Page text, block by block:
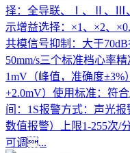
择：全导联、Ⅰ、Ⅱ、Ⅲ
示增益选择：×1、×2、
共模信号抑制：大于70dB
50mm/s三个标准档心率
1mV（峰值，准确度±3%
+2.0mV）使用标准：符
间：1S报警方式：声光
数值报警）上限1-255次/
可调...